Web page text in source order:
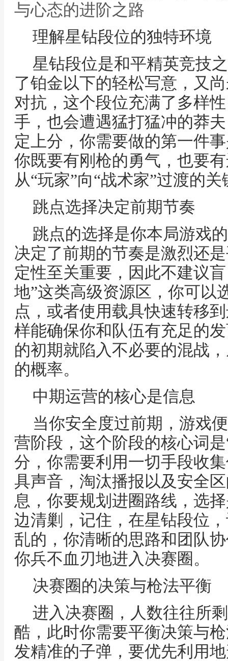
与心态的进阶之路
理解星钻段位的独特环境
星钻段位是和平精英竞技
了铂金以下的轻松写意，又
对抗，这个段位充满了多样
手，也会遭遇猛打猛冲的莽
定上分，你需要做的第一件
你既要有刚枪的勇气，也要
从“玩家”向“战术家”过渡的
跳点选择决定前期节奏
跳点的选择是你本局游戏
决定了前期的节奏是激烈还
定性至关重要，因此不建议
地”这类高级资源区，你可以
点，或者使用载具快速转移
样能确保你和队伍有充足的
的初期就陷入不必要的混战
的概率。
中期运营的核心是信息
当你安全度过前期，游戏
营阶段，这个阶段的核心词
分，你需要利用一切手段收
具声音，淘汰播报以及安全
息，你要规划进圈路线，选
边清剿，记住，在星钻段位
乱的，你清晰的思路和团队
你兵不血刃地进入决赛圈。
决赛圈的决策与枪法平衡
进入决赛圈，人数往往所
酷，此时你需要平衡决策与
发精准的子弹，要优先利用